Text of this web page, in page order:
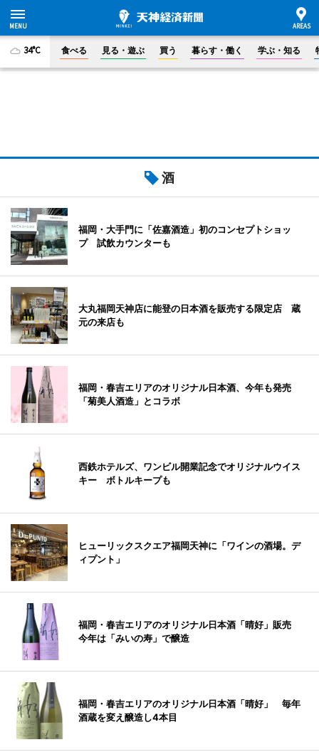
34°C 食べる 見る・遊ぶ 買う 暮らす・働く 学ぶ・知る
酒
福岡・大手門に「佐嘉酒造」初のコンセプトショッ
プ 試飲カウンターも
大丸福岡天神店に能登の日本酒を販売する限定店 蔵
元の来店も
福岡・春吉エリアのオリジナル日本酒、今年も発売
「菊美人酒造」とコラボ
西鉄ホテルズ、ワンビル開業記念でオリジナルウイス
キー ボトルキープも
ヒューリックスクエア福岡天神に「ワインの酒場。デ
ィプント」
福岡・春吉エリアのオリジナル日本酒「晴好」販売
今年は「みいの寿」で醸造
福岡・春吉エリアのオリジナル日本酒「晴好」 毎年
酒蔵を変え醸造し4本目